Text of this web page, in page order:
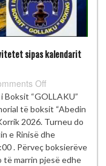
sipas kalendarit
Offon
Federata
e
Boksit
e
Kosovës
vazhdon
“GOLLAKU”
të boksit “Abedin
2026. Turneu do
e Rinisë dhe
. Përveç boksierëve
marrin pjesë edhe